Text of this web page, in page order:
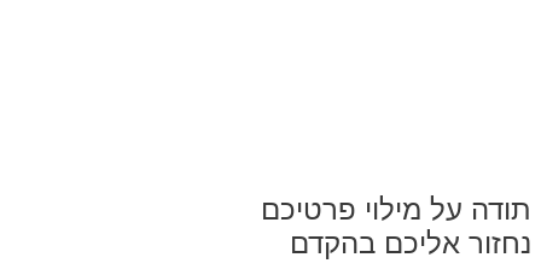
תודה על מילוי פרטיכם
נחזור אליכם בהקדם